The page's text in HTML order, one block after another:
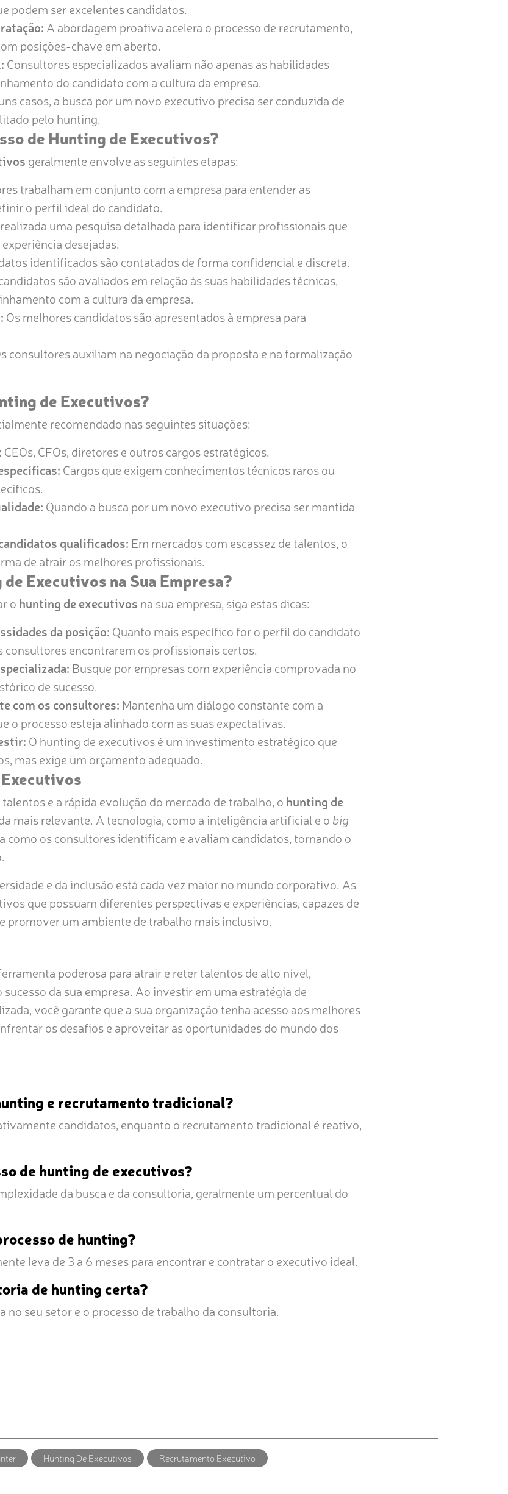
podem ser excelentes candidatos.
A abordagem proativa acelera o processo de recrutamento,
posições-chave em aberto.
Consultores especializados avaliam não apenas as habilidades
do candidato com a cultura da empresa.
casos, a busca por um novo executivo precisa ser conduzida de
pelo hunting.
de Hunting de Executivos?
geralmente envolve as seguintes etapas:
trabalham em conjunto com a empresa para entender as
o perfil ideal do candidato.
uma pesquisa detalhada para identificar profissionais que
desejadas.
identificados são contatados de forma confidencial e discreta.
são avaliados em relação às suas habilidades técnicas,
com a cultura da empresa.
Os melhores candidatos são apresentados à empresa para
consultores auxiliam na negociação da proposta e na formalização
de Executivos?
recomendado nas seguintes situações:
CEOs, CFOs, diretores e outros cargos estratégicos.
Cargos que exigem conhecimentos técnicos raros ou
Quando a busca por um novo executivo precisa ser mantida
qualificados: Em mercados com escassez de talentos, o
de atrair os melhores profissionais.
Executivos na Sua Empresa?
o hunting de executivos na sua empresa, siga estas dicas:
da posição: Quanto mais específico for o perfil do candidato
consultores encontrarem os profissionais certos.
Busque por empresas com experiência comprovada no
de sucesso.
com os consultores: Mantenha um diálogo constante com a
o processo esteja alinhado com as suas expectativas.
O hunting de executivos é um investimento estratégico que
mas exige um orçamento adequado.
e a rápida evolução do mercado de trabalho, o hunting de
mais relevante. A tecnologia, como a inteligência artificial e o big
como os consultores identificam e avaliam candidatos, tornando o
e da inclusão está cada vez maior no mundo corporativo. As
que possuam diferentes perspectivas e experiências, capazes de
promover um ambiente de trabalho mais inclusivo.
poderosa para atrair e reter talentos de alto nível,
da sua empresa. Ao investir em uma estratégia de
você garante que a sua organização tenha acesso aos melhores
os desafios e aproveitar as oportunidades do mundo dos
e recrutamento tradicional?
candidatos, enquanto o recrutamento tradicional é reativo,
de hunting de executivos?
da busca e da consultoria, geralmente um percentual do
de hunting?
leva de 3 a 6 meses para encontrar e contratar o executivo ideal.
de hunting certa?
no seu setor e o processo de trabalho da consultoria.
Hunting De Executivos Recrutamento Executivo